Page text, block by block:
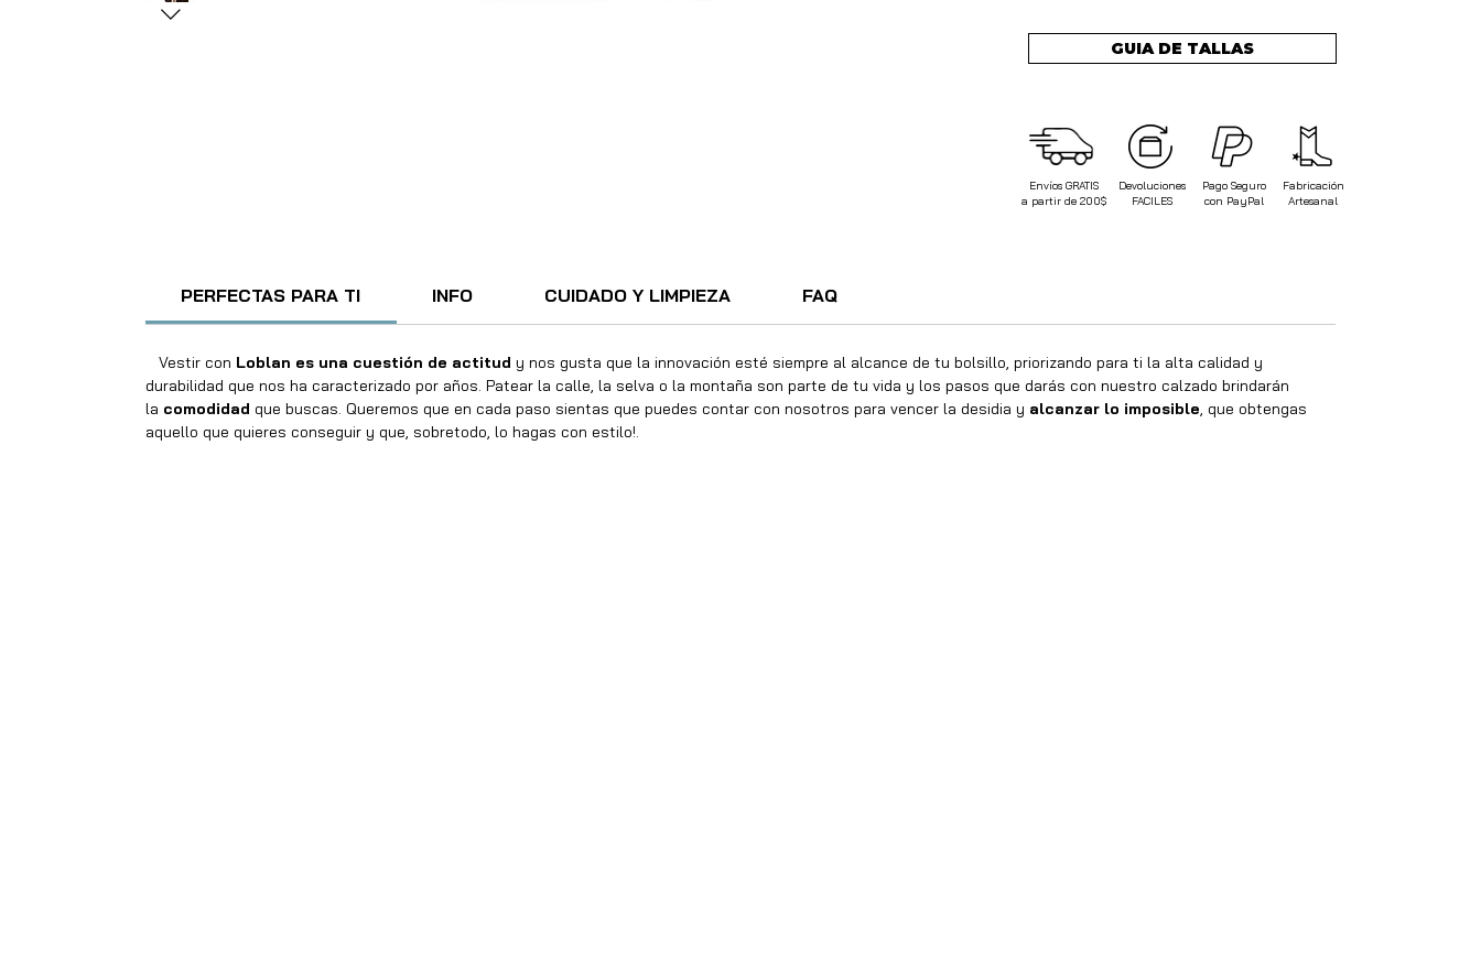
Fabricación
Artesanal
Pago Seguro
con PayPal
Devoluciones
FACILES
Envíos GRATIS
a partir de 200$
GUIA DE TALLAS
PERFECTAS PARA TI INFO CUIDADO Y LIMPIEZA FAQ
Vestir con Loblan es una cuestión de actitud y nos gusta que la innovación esté siempre al alcance de tu bolsillo, priorizando para ti la alta calidad y
durabilidad que nos ha caracterizado por años. Patear la calle, la selva o la montaña son parte de tu vida y los pasos que darás con nuestro calzado brindarán
la comodidad que buscas. Queremos que en cada paso sientas que puedes contar con nosotros para vencer la desidia y alcanzar lo imposible, que obtengas
aquello que quieres conseguir y que, sobretodo, lo hagas con estilo!.